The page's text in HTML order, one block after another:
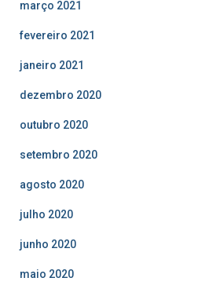
março 2021
fevereiro 2021
janeiro 2021
dezembro 2020
outubro 2020
setembro 2020
agosto 2020
julho 2020
junho 2020
maio 2020